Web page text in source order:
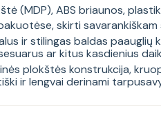
(MDP), ABS briaunos,
skirti savarankiškam
ir stilingas baldas
ar kitus kasdienius
plokštės konstrukcija,
ir lengvai derinami